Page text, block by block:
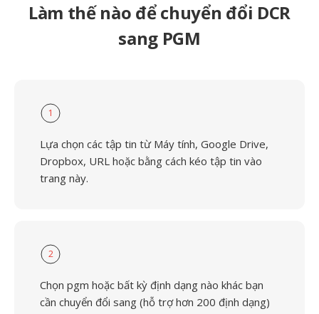
Làm thế nào để chuyển đổi DCR
sang PGM
1
Lựa chọn các tập tin từ Máy tính, Google Drive,
Dropbox, URL hoặc bằng cách kéo tập tin vào
trang này.
2
Chọn pgm hoặc bất kỳ định dạng nào khác bạn
cần chuyển đổi sang (hỗ trợ hơn 200 định dạng)